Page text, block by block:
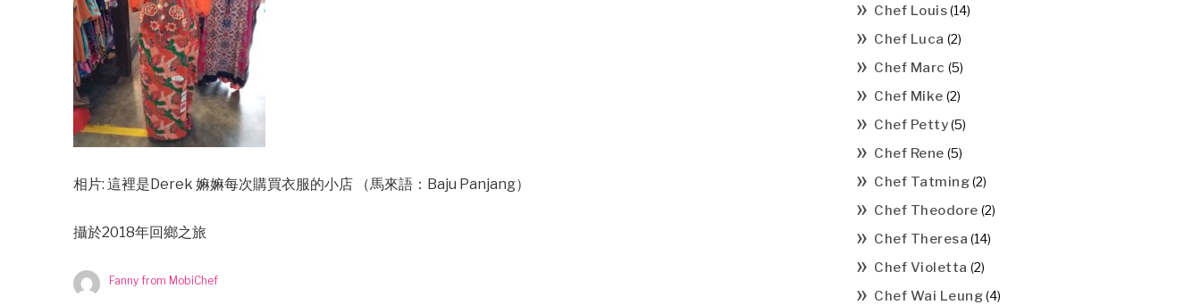
相片: 這裡是Derek 嫲嫲每次購買衣服的小店 （馬來語：Baju Panjang）
攝於2018年回鄉之旅
Fanny from MobiChef
Chef Louis(14)
Chef Luca (2)
Chef Marc (5)
Chef Mike (2)
Chef Petty(5)
Chef Rene (5)
Chef Tatming(2)
Chef Theodore (2)
Chef Theresa (14)
Chef Violetta (2)
Chef Wai Leung(4)